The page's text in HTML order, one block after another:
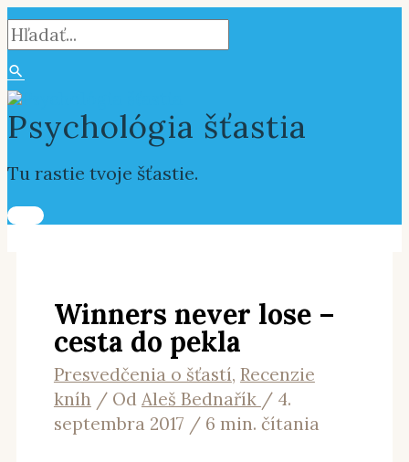
Preskočiť
na
obsah
Vyhľadať:
Hľadať
Psychológia šťastia
Tu rastie tvoje šťastie.
Hlavné
Menu
Winners never lose –
cesta do pekla
Presvedčenia o šťastí, Recenzie
kníh / Od Aleš Bednařík / 4.
septembra 2017 / 6 min. čítania
Napíšte
sem...
Name*
E-
mail*
Webstránka